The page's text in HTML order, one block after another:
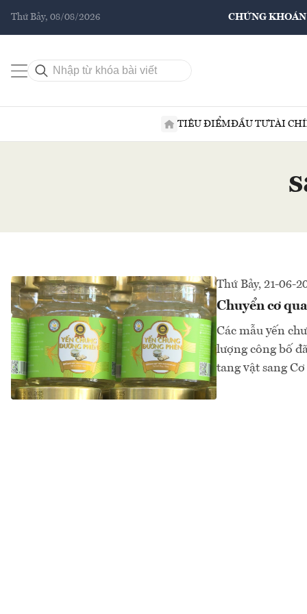
Thứ Bảy, 08/08/2026 CHỨNG KHOÁN
TIÊU ĐIỂMĐẦU TƯTÀI
Thứ Bảy, 21-06-
Chuyển cơ
Các mẫu yến
lượng công bố
tang vật sang